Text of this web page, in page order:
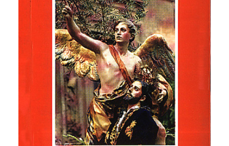
AUTORES DESTACADOS
GLOSARIO
CONTACTO
LOGIN / REGISTER